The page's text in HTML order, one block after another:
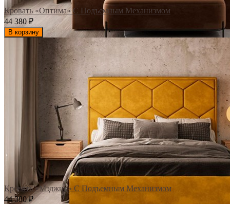
Кровать «Оптима» С Подъемным Механизмом
44 380 ₽
В корзину
Кровать «Мэджик» С Подъемным Механизмом
44 380₽